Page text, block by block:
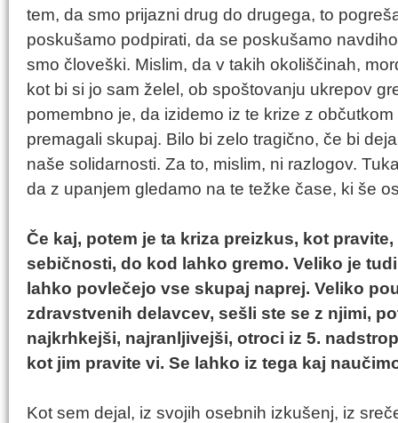
tem, da smo prijazni drug do drugega, to
poskušamo podpirati, da se poskušamo
smo človeški. Mislim, da v takih okoliščinah,
kot bi si jo sam želel, ob spoštovanju ukrepov
pomembno je, da izidemo iz te krize z
premagali skupaj. Bilo bi zelo tragično, če bi
naše solidarnosti. Za to, mislim, ni razlogov.
da z upanjem gledamo na te težke čase, ki še
Če kaj, potem je ta kriza preizkus, kot
sebičnosti, do kod lahko gremo. Veliko je
lahko povlečejo vse skupaj naprej. Veliko
zdravstvenih delavcev, sešli ste se z njimi,
najkrhkejši, najranljivejši, otroci iz 5.
kot jim pravite vi. Se lahko iz tega kaj
Kot sem dejal, iz svojih osebnih izkušenj, iz